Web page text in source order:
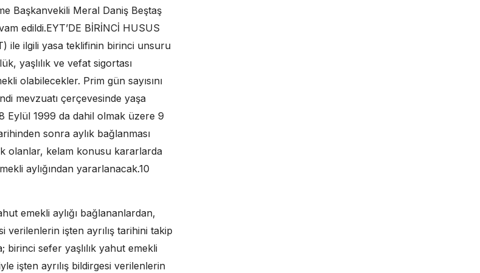
Başkanvekili Meral Daniş Beştaş
edildi.EYT’DE BİRİNCİ HUSUS
ile ilgili yasa teklifinin birinci unsuru
yaşlılık ve vefat sigortası
olabilecekler. Prim gün sayısını
mevzuatı çerçevesinde yaşa
Eylül 1999 da dahil olmak üzere 9
sonra aylık bağlanması
olanlar, kelam konusu kararlarda
aylığından yararlanacak.10
emekli aylığı bağlananlardan,
verilenlerin işten ayrılış tarihini takip
sefer yaşlılık yahut emekli
işten ayrılış bildirgesi verilenlerin